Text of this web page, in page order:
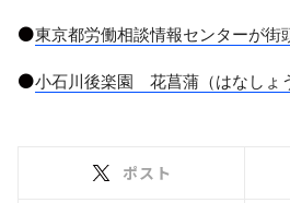
●東京都労働相談情報センターが街
●小石川後楽園 花菖蒲（はなしょ
ポスト